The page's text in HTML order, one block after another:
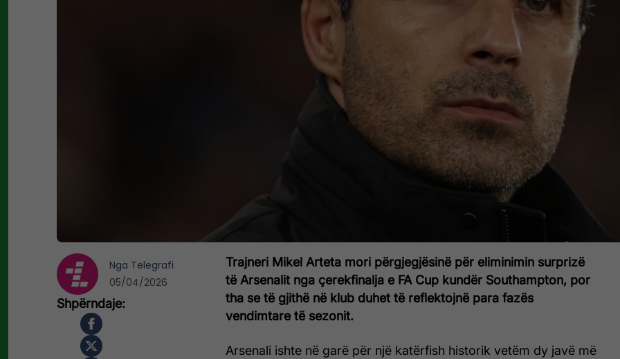
Trajneri Mikel Arteta mori përgjegjësinë për eliminimin surprizë
të Arsenalit nga çerekfinalja e FA Cup kundër Southampton, por
tha se të gjithë në klub duhet të reflektojnë para fazës
vendimtare të sezonit.
Arsenali ishte në garë për një katërfish historik vetëm dy javë më
Nga Telegrafi
05/04/2026